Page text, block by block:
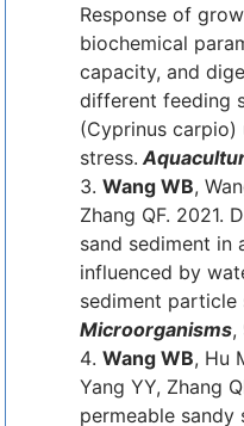
Response of
biochemical
capacity, and
different feeding
(Cyprinus
stress.
Wang WB,
Zhang QF. 2021.
sand sediment in
influenced by
sediment particle
Microorganisms,
Wang WB, Hu
Yang YY, Zhang
permeable